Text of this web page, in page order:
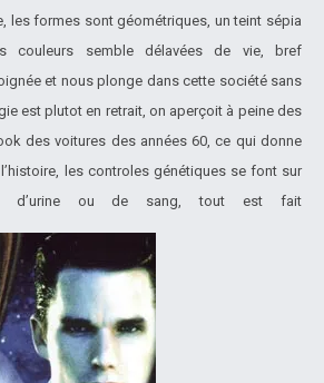
les formes sont géométriques, un teint sépia
couleurs semble délavées de vie, bref
et nous plonge dans cette société sans
est plutot en retrait, on aperçoit à peine des
des voitures des années 60, ce qui donne
les controles génétiques se font sur
d’urine ou de sang, tout est fait